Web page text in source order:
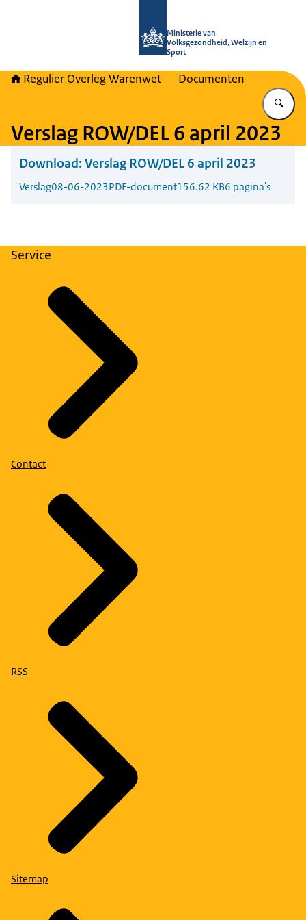
Ministerie van
Volksgezondheid, Welzijn en
Sport
Regulier Overleg Warenwet Documenten
Verslag ROW/DEL 6 april 2023
Download: Verslag ROW/DEL 6 april 2023
Verslag08-06-2023PDF-document156.62 KB6 pagina's
Service
Contact
RSS
Sitemap